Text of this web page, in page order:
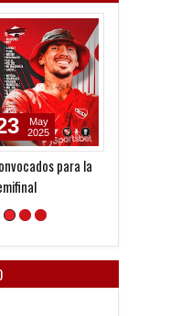
para la
May
2025